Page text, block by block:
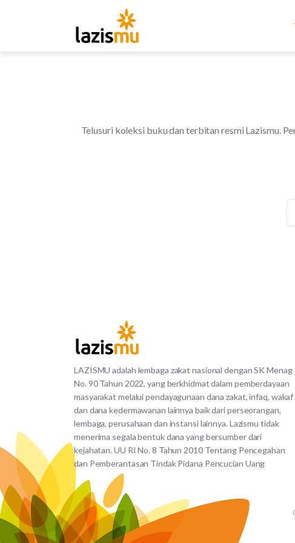
Telusuri koleksi buku dan terbitan resmi Lazismu.
LAZISMU adalah lembaga zakat nasional dengan SK Menag
No. 90 Tahun 2022, yang berkhidmat dalam pemberdayaan
masyarakat melalui pendayagunaan dana zakat, infaq, wakaf
dan dana kedermawanan lainnya baik dari perseorangan,
lembaga, perusahaan dan instansi lainnya. Lazismu tidak
menerima segala bentuk dana yang bersumber dari
kejahatan. UU RI No. 8 Tahun 2010 Tentang Pencegahan
dan Pemberantasan Tindak Pidana Pencucian Uang